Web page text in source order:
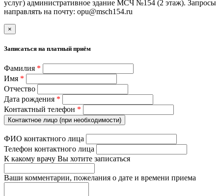
услуг) административное здание МСЧ №154 (2 этаж). Запросы
направлять на почту: opu@msch154.ru
×
Записаться на платный приём
Фамилия *
Имя *
Отчество
Дата рождения *
Контактный телефон *
Контактное лицо (при необходимости)
ФИО контактного лица
Телефон контактного лица
К какому врачу Вы хотите записаться
Ваши комментарии, пожелания о дате и времени приема